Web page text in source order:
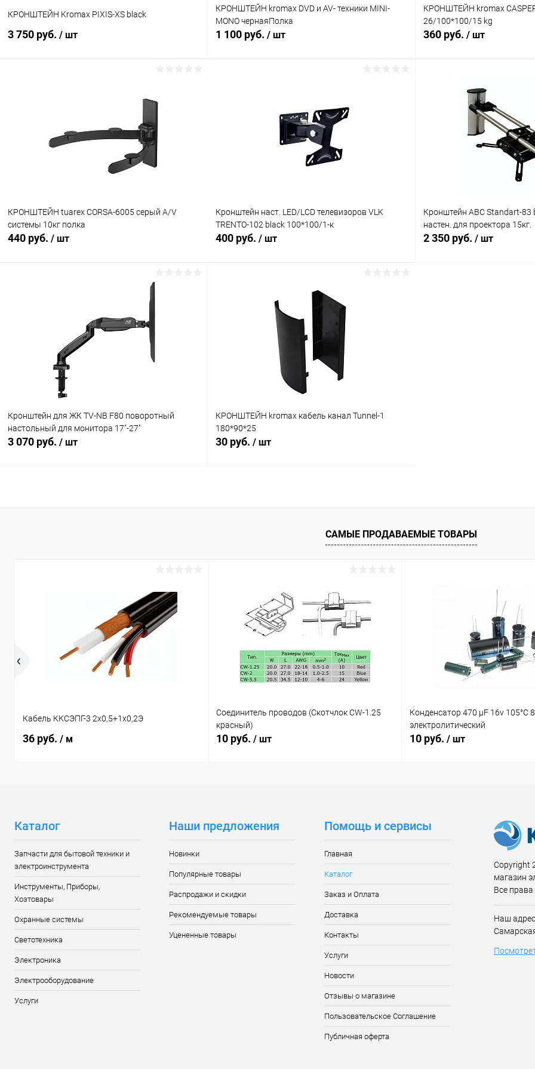
КРОНШТЕЙН Kromax PIXIS-XS black
3 750 руб. / шт
В избранное В наличии (10)
КРОНШТЕЙН kromax DVD и AV- техники MINI-
MONO чернаяПолка
1 100 руб. / шт
КРОНШТЕЙН kromax
26/100*100/15 kg
360 руб. / шт
Сравнение
В избранное
КРОНШТЕЙН tuarex CORSA-6005 серый A/V
системы 10кг полка
440 руб. / шт
В наличии (1)
Кронштейн наст. LED/LCD телевизоров VLK
TRENTO-102 black 100*100/1-к
400 руб. / шт
В наличии (1)
Кронштейн ABC Standart-
настен. для проектора 15кг.
2 350 руб. / шт
Кронштейн для ЖК TV-NB F80 поворотный
настольный для монитора 17"-27"
3 070 руб. / шт
КРОНШТЕЙН kromax кабель канал Tunnel-1
180*90*25
30 руб. / шт
В наличии (2)
САМЫЕ ПРОДАВАЕМЫЕ ТОВАРЫ
Кабель ККСЭПГ-3 2х0,5+1х0,2Э
36 руб. / м
Соединитель проводов (Скотчлок CW-1.25
красный)
10 руб. / шт
Конденсатор 470 µF 16v 105°C
электролитический
10 руб. / шт
Каталог
Запчасти для бытовой техники и
электроинструмента
Инструменты, Приборы,
Хозтовары
Охранные системы
Светотехника
Электроника
Электрооборудование
Услуги
Наши предложения
Новинки
Популярные товары
Распродажи и скидки
Рекомендуемые товары
Уцененные товары
Помощь и сервисы
Главная
Каталог
Заказ и Оплата
Доставка
Контакты
Услуги
Новости
Отзывы о магазине
Пользовательское Соглашение
Публичная оферта
Copyright
магазин
Все
Наш